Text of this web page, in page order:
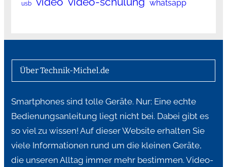
usb whatsapp
Über Technik-Michel.de
Smartphones sind tolle Geräte. Nur: Eine echte
Bedienungsanleitung liegt nicht bei. Dabei gibt es
so viel zu wissen! Auf dieser Website erhalten Sie
viele Informationen rund um die kleinen Geräte,
die unseren Alltag immer mehr bestimmen. Video-